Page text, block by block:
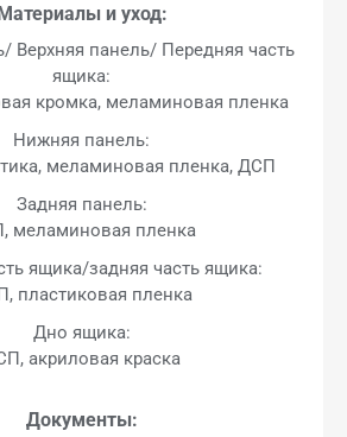
и уход:
Верхняя панель/ Передняя часть
ящика:
кромка, меламиновая пленка
Нижняя панель:
меламиновая пленка, ДСП
Задняя панель:
меламиновая пленка
ящика/задняя часть ящика:
пластиковая пленка
Дно ящика:
акриловая краска
Документы: